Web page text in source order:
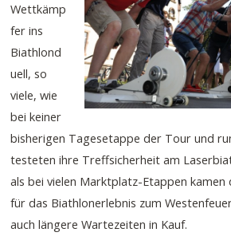
Wettkämp
fer ins
Biathlond
uell, so
viele, wie
bei keiner
bisherigen Tagesetappe der Tour und
testeten ihre Treffsicherheit am
als bei vielen Marktplatz-Etappen kamen
für das Biathlonerlebnis zum
auch längere Wartezeiten in Kauf.